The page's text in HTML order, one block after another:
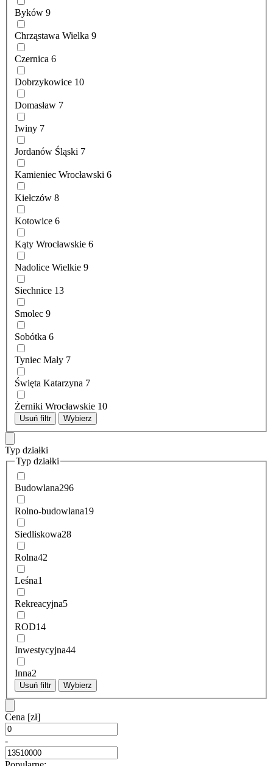
Byków 9
Chrząstawa Wielka 9
Czernica 6
Dobrzykowice 10
Domasław 7
Iwiny 7
Jordanów Śląski 7
Kamieniec Wrocławski 6
Kiełczów 8
Kotowice 6
Kąty Wrocławskie 6
Nadolice Wielkie 9
Siechnice 13
Smolec 9
Sobótka 6
Tyniec Mały 7
Święta Katarzyna 7
Żerniki Wrocławskie 10
Usuń filtr Wybierz
Typ działki
Typ działki
Budowlana296
Rolno-budowlana19
Siedliskowa28
Rolna42
Leśna1
Rekreacyjna5
ROD14
Inwestycyjna44
Inna2
Usuń filtr Wybierz
Cena [zł]
-